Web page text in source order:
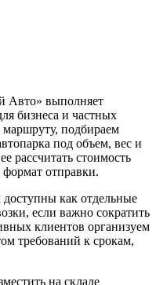
Авто» выполняет
бизнеса и частных
маршруту, подбираем
под объем, вес и
рассчитать стоимость
отправки.
как отдельные
если важно сократить
клиентов организуем
требований к срокам,
на складе